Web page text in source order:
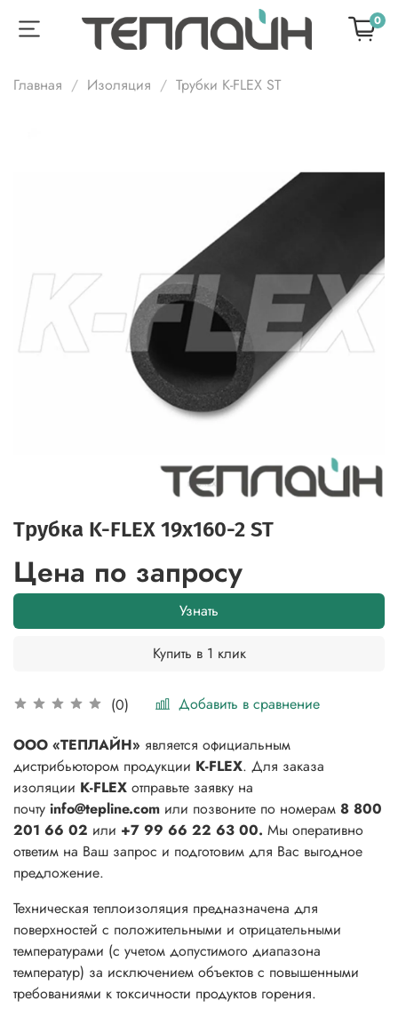
0
Главная Изоляция Трубки K-FLEX ST
Трубка K-FLEX 19x160-2 ST
(0) Добавить в сравнение
Цена по запросу
Узнать
Купить в 1 клик
ООО «ТЕПЛАЙН» является официальным
дистрибьютором продукции K-FLEX. Для заказа
изоляции K-FLEX отправьте заявку на
почту info@tepline.com или позвоните по номерам 8 800
201 66 02 или +7 99 66 22 63 00. Мы оперативно
ответим на Ваш запрос и подготовим для Вас выгодное
предложение.
Техническая теплоизоляция предназначена для
поверхностей с положительными и отрицательными
температурами (с учетом допустимого диапазона
температур) за исключением объектов с повышенными
требованиями к токсичности продуктов горения.